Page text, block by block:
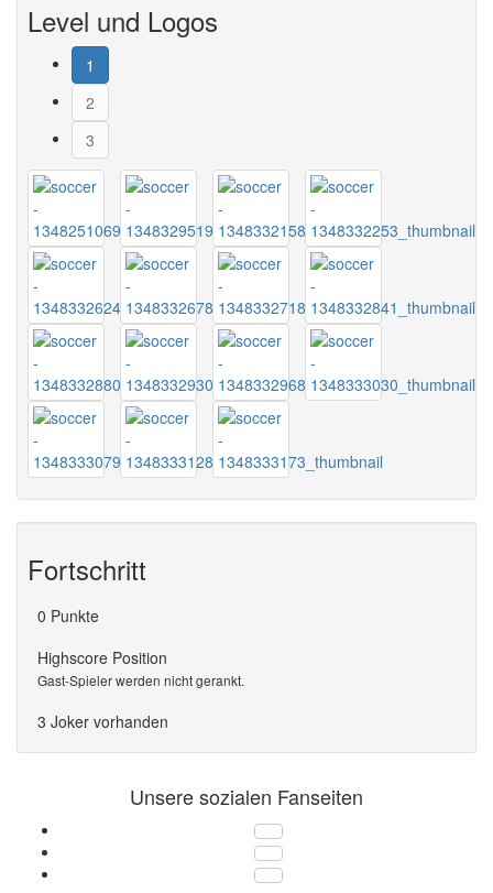
Level und Logos
1
2
3
Fortschritt
0 Punkte
Highscore Position
Gast-Spieler werden nicht gerankt.
3 Joker vorhanden
Unsere sozialen Fanseiten